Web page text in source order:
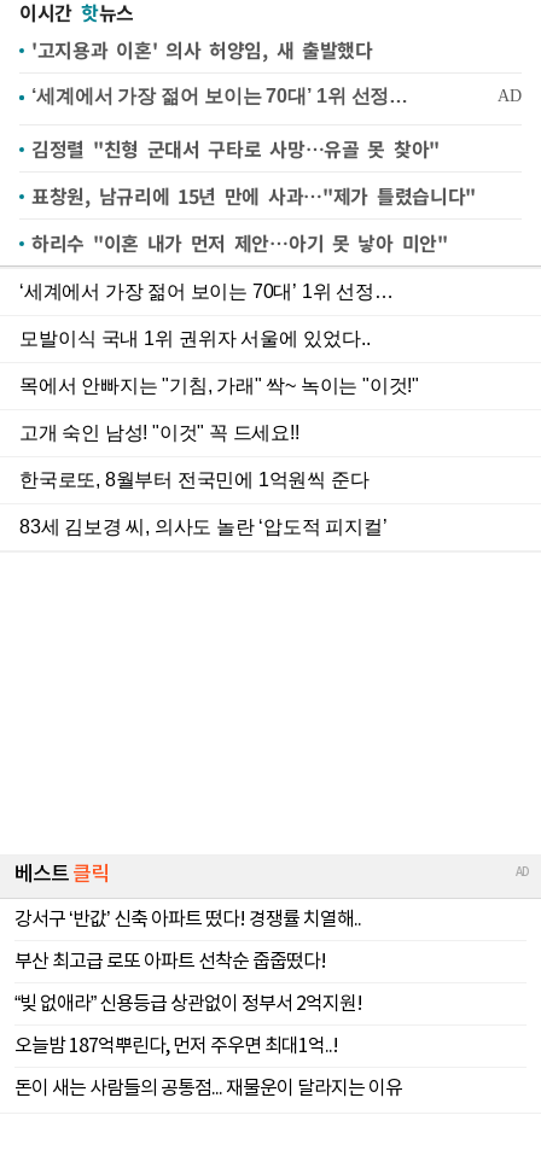
이시간 핫뉴스
'고지용과 이혼' 의사 허양임, 새 출발했다
김정렬 "친형 군대서 구타로 사망…유골 못 찾아"
표창원, 남규리에 15년 만에 사과…"제가 틀렸습니다"
하리수 "이혼 내가 먼저 제안…아기 못 낳아 미안"